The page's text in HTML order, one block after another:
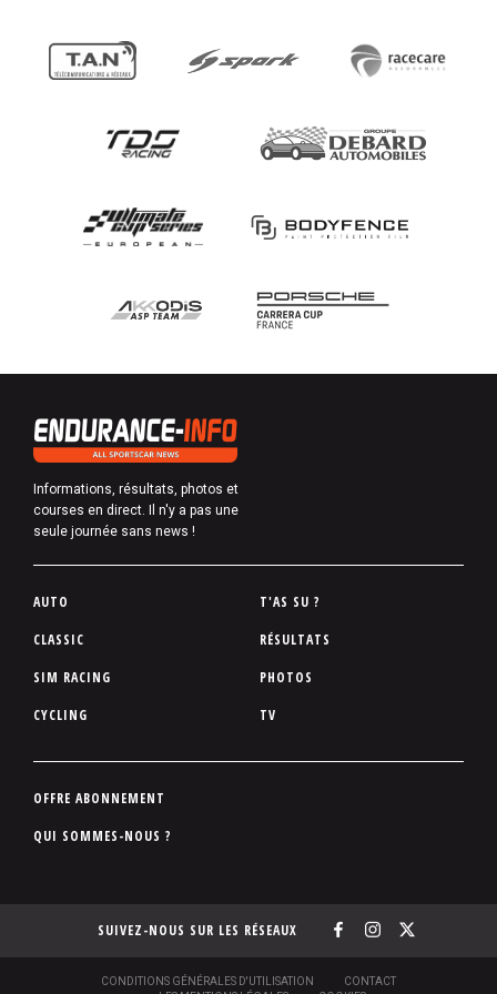
Informations, résultats, photos et
courses en direct. Il n'y a pas une
seule journée sans news !
P
d
d
p
e
AUTO
CLASSIC
SIM RACING
CYCLING
T'AS SU ?
RÉSULTATS
PHOTOS
TV
P
d
p
OFFRE ABONNEMENT
QUI SOMMES-NOUS ?
SUIVEZ-NOUS SUR LES RÉSEAUX
CONDITIONS GÉNÉRALES D'UTILISATION
CONTACT